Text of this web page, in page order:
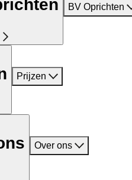
BV Oprichten
Prijzen
Over ons